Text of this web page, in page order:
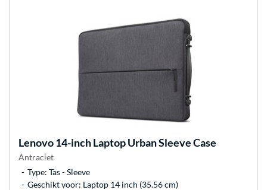
Lenovo14-inch Laptop Urban Sleeve Case
Antraciet
Type: Tas - Sleeve
Geschikt voor: Laptop 14 inch (35.56 cm)